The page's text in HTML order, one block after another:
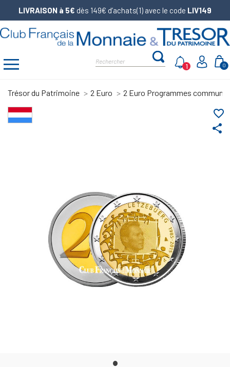
LIVRAISON à 5€ dès 149€ d’achats(1) avec le code LIV149
0
1
Trésor du Patrimoine 2 Euro 2 Euro Programmes communs
share
favorite_border